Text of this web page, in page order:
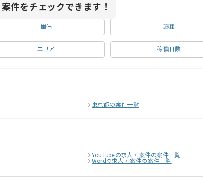
件をチェックできます！
単価 職種
エリア 稼働日数
東京都の案件一覧
YouTubeの求人・案件の案件一覧
Wordの求人・案件の案件一覧